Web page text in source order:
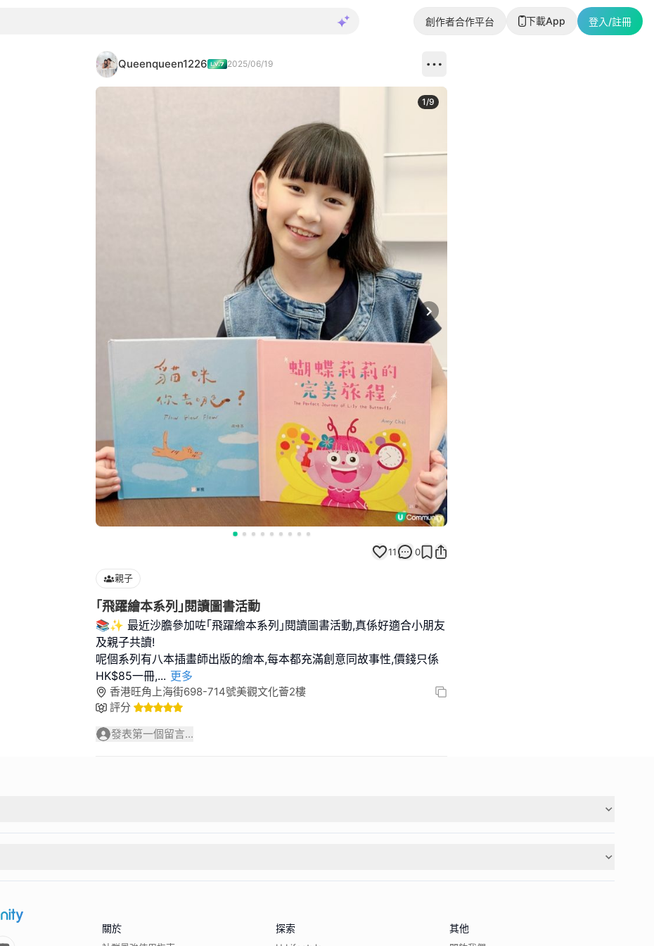
創作者合作平台 下載App 登入/註冊
Queenqueen1226 2025/06/19
Next slide
1/9
11 0
親子
｢飛躍繪本系列｣閱讀圖書活動
📚✨ 最近沙膽參加咗｢飛躍繪本系列｣閱讀圖書活動,真係好適合小朋友
及親子共讀!
呢個系列有八本插畫師出版的繪本,每本都充滿創意同故事性,價錢只係
HK$85一冊,... 更多
香港旺角上海街698-714號美觀文化薈2樓
評分
發表第一個留言...
關於 探索 其他